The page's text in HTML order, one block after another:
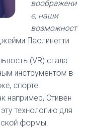
воображени
е, наши
возможност
Паолинетти
(VR) стала
инструментом в
спорте.
например, Стивен
технологию для
формы.